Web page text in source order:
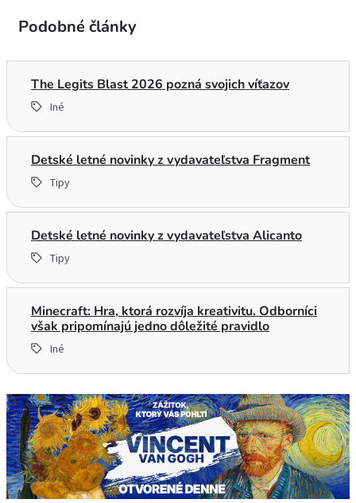
Podobné články
The Legits Blast 2026 pozná svojich víťazov
Iné
Detské letné novinky z vydavateľstva Fragment
Tipy
Detské letné novinky z vydavateľstva Alicanto
Tipy
Minecraft: Hra, ktorá rozvíja kreativitu. Odborníci
však pripomínajú jedno dôležité pravidlo
Iné